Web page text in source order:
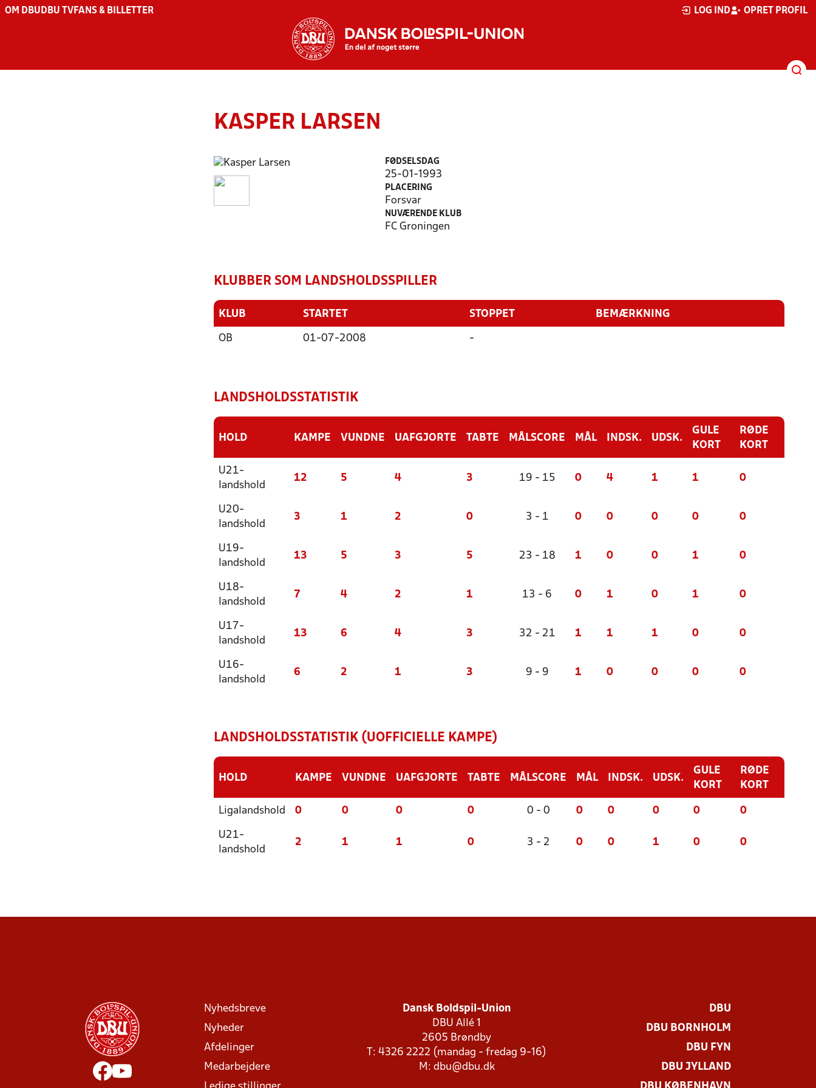
OM DBU DBU TV FANS & BILLETTER LOG IND OPRET PROFIL
KASPER LARSEN
FØDSELSDAG
25-01-1993
PLACERING
Forsvar
NUVÆRENDE KLUB
FC Groningen
KLUBBER SOM LANDSHOLDSSPILLER
KLUB STARTET STOPPET BEMÆRKNING
OB 01-07-2008 -
LANDSHOLDSSTATISTIK
HOLD KAMPE VUNDNE UAFGJORTE TABTE MÅLSCORE MÅL INDSK. UDSK.
GULE
KORT
RØDE
KORT
U21-
landshold
12 5 4 3 19 - 15 0 4 1 1 0
U20-
landshold
3 1 2 0 3 - 1 0 0 0 0 0
U19-
landshold
13 5 3 5 23 - 18 1 0 0 1 0
U18-
landshold
7 4 2 1 13 - 6 0 1 0 1 0
U17-
landshold
13 6 4 3 32 - 21 1 1 1 0 0
U16-
landshold
6 2 1 3 9 - 9 1 0 0 0 0
LANDSHOLDSSTATISTIK (UOFFICIELLE KAMPE)
HOLD KAMPE VUNDNE UAFGJORTE TABTE MÅLSCORE MÅL INDSK. UDSK.
GULE
KORT
RØDE
KORT
Ligalandshold 0 0 0 0 0 - 0 0 0 0 0 0
U21-
landshold
2 1 1 0 3 - 2 0 0 1 0 0
Nyhedsbreve
Nyheder
Afdelinger
Medarbejdere
Dansk Boldspil-Union
DBU Allé 1
2605 Brøndby
T: 4326 2222 (mandag - fredag 9-16)
M: dbu@dbu.dk
DBU
DBU BORNHOLM
DBU FYN
DBU JYLLAND